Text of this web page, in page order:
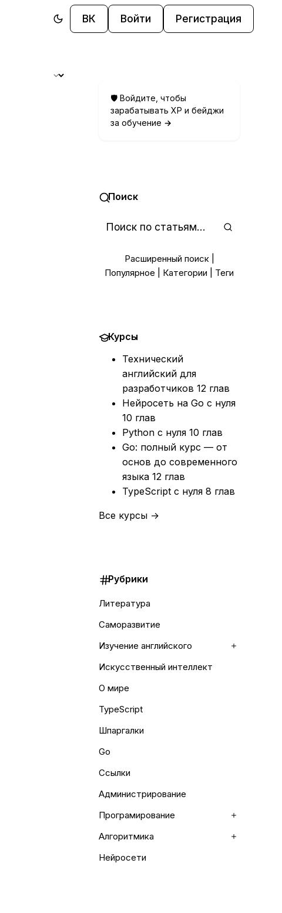
ВК Войти Регистрация
🛡️ Войдите, чтобы
зарабатывать XP и бейджи
за обучение →
Поиск
Расширенный поиск|
Популярное
Категории Теги
Курсы
Технический
английский для
разработчиков 12 глав
Нейросеть на Go с нуля
10 глав
Python с нуля 10 глав
Go: полный курс — от
основ до современного
языка 12 глав
TypeScript с нуля 8 глав
Все курсы →
Рубрики
Литература
Саморазвитие
Изучение английского
Раскрыть
Искусственный интеллект
О мире
TypeScript
Шпаргалки
Go
Ссылки
Администрирование
Програмирование
Алгоритмика
Раскрыть
Нейросети